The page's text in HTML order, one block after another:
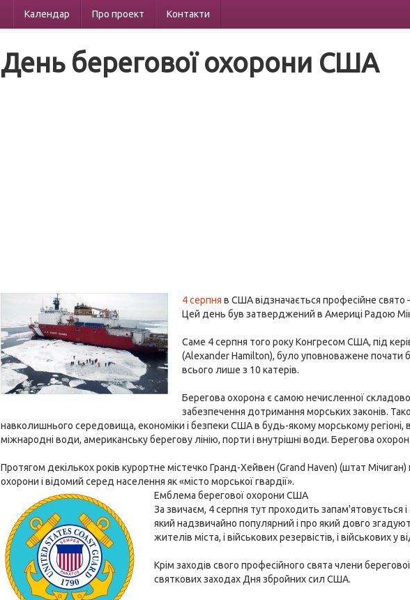
Календар Про проект Контакти
День берегової охорони США
4 серпня в США відзначається професійне
Цей день був затверджений в Америці Радою
Саме 4 серпня того року Конгресом США, під
(Alexander Hamilton), було уповноважене почати
всього лише з 10 катерів.
Берегова охорона є самою нечисленної
забезпечення дотримання морських законів.
навколишнього середовища, економіки і безпеки США в будь-якому морському регіоні,
міжнародні води, американську берегову лінію, порти і внутрішні води. Берегова
Протягом декількох років курортне містечко Гранд-Хейвен (Grand Haven) (штат
охорони і відомий серед населення як «місто морської гвардії».
Емблема берегової охорони США
За звичаєм, 4 серпня тут проходить
який надзвичайно популярний і про який довго
жителів міста, і військових резервістів, і військових у
Крім заходів свого професійного свята члени
святкових заходах Дня збройних сил США.